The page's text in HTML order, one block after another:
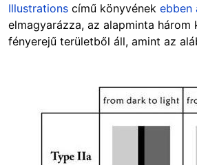
Illustrations című könyvének ebben
elmagyarázza, az alapminta három
fényerejű területből áll, amint az